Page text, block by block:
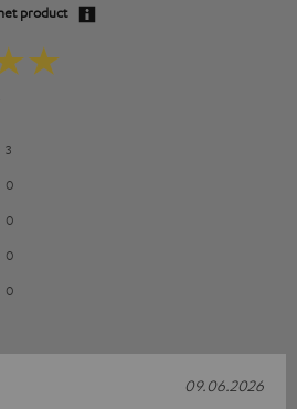
product
3
0
0
0
0
09.06.2026